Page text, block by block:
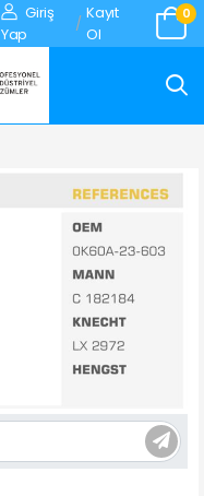
Giriş
Yap
/
Kayıt
Ol
0